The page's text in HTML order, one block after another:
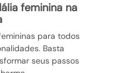
para todos
Basta
seus passos